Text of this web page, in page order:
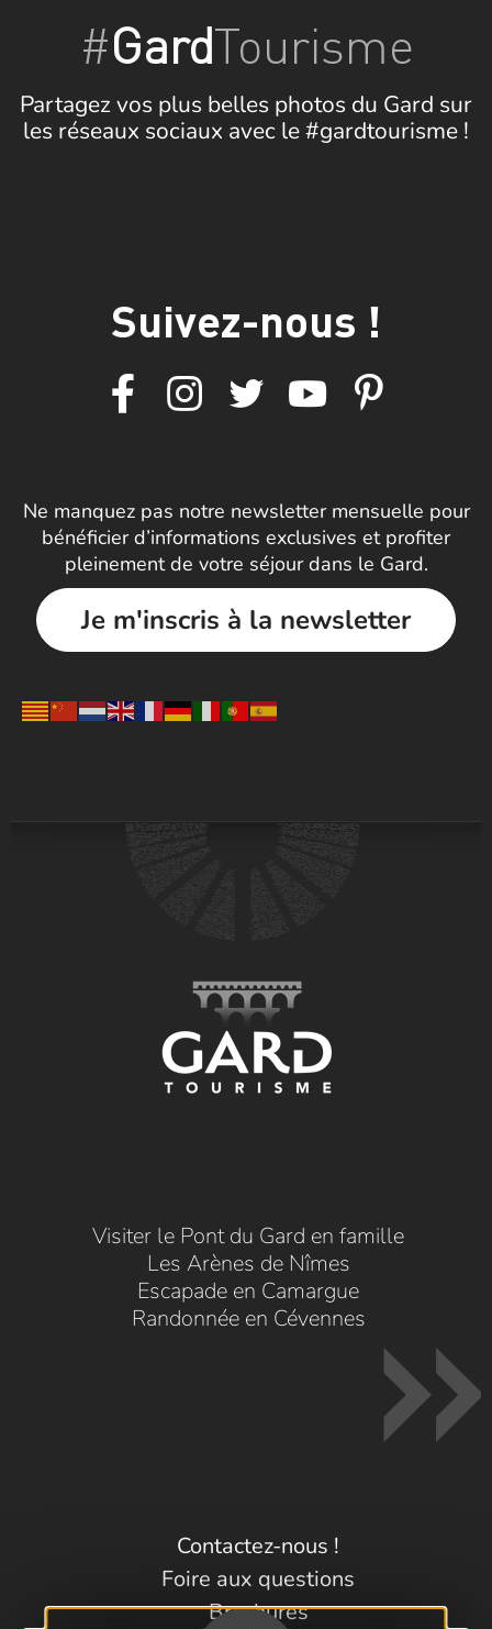
#GardTourisme
Partagez vos plus belles photos du Gard sur
les réseaux sociaux avec le #gardtourisme !
Suivez-nous !
Ne manquez pas notre newsletter mensuelle pour
bénéficier d’informations exclusives et profiter
pleinement de votre séjour dans le Gard.
Je m'inscris à la newsletter
Visiter le Pont du Gard en famille
Les Arènes de Nîmes
Escapade en Camargue
Randonnée en Cévennes
Contactez-nous !
Foire aux questions
Brochures